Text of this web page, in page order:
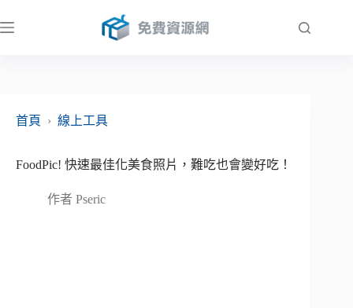
至
首頁
› 線上工具
FoodPic! 快速最佳化美食照片，難吃也會變好吃！
作者 Pseric